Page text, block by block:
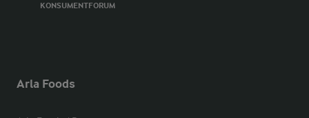
KONSUMENTFORUM
Arla Foods